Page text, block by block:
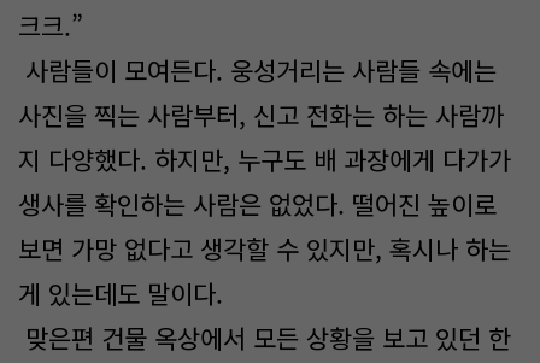
크크.”
사람들이 모여든다. 웅성거리는 사람들 속에는
사진을 찍는 사람부터, 신고 전화는 하는 사람까
지 다양했다. 하지만, 누구도 배 과장에게 다가가
생사를 확인하는 사람은 없었다. 떨어진 높이로
보면 가망 없다고 생각할 수 있지만, 혹시나 하는
게 있는데도 말이다.
맞은편 건물 옥상에서 모든 상황을 보고 있던 한